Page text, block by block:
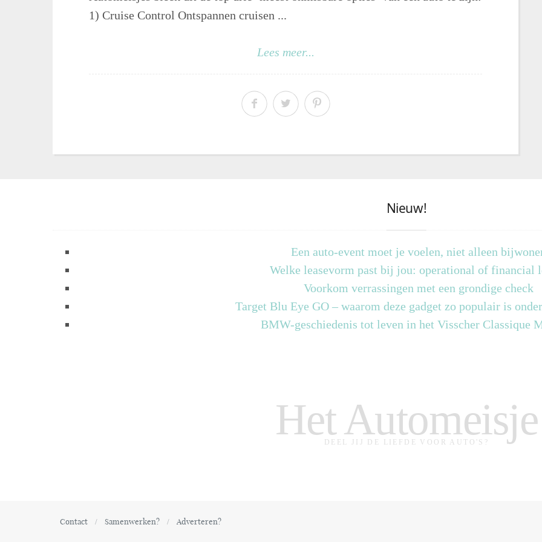
1) Cruise Control Ontspannen cruisen ...
Lees meer...
Nieuw!
Een auto-event moet je voelen, niet alleen
Welke leasevorm past bij jou: operational of financial
Voorkom verrassingen met een grondige check
Target Blu Eye GO – waarom deze gadget zo populair is
BMW-geschiedenis tot leven in het Visscher Classique
Het Automeisje
DEEL JIJ DE LIEFDE VOOR AUTO'S?
Contact Samenwerken? Adverteren?